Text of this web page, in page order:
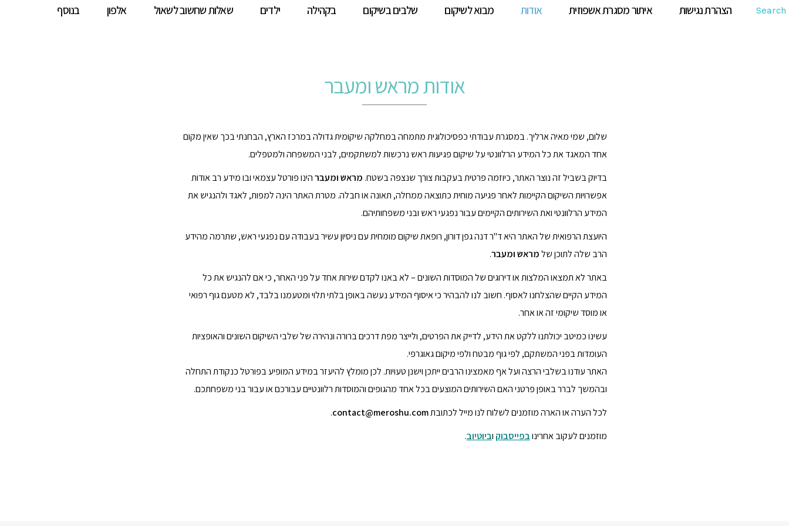
בנוסף אלפון שאלות שחשוב לשאול ילדים בקהילה שלבים בשיקום מבוא לשיקום אודות איתור מסגרת אשפוזית הצהרת נגישות Search
אודות מראש ומעבר
שלום, שמי מאיה ארליך. במסגרת עבודתי כפסיכולוגית מתמחה במחלקה שיקומית גדולה במרכז הארץ, הבחנתי בכך שאין מקום
אחד המאגד את כל המידע הרלוונטי על שיקום פגיעות ראש נרכשות למשתקמים, לבני המשפחה ולמטפלים.
בדיוק בשביל זה נוצר האתר, כיוזמה פרטית בעקבות צורך שנצפה בשטח. מראש ומעברהינו פורטל עצמאי ובו מידע רב אודות
אפשרויות השיקום הקיימות לאחר פגיעה מוחית כתוצאה ממחלה, תאונה או חבלה. מטרת האתר הינה למפות, לאגד ולהנגיש את
המידע הרלוונטי ואת השירותים הקיימים עבור נפגעי ראש ובני משפחותיהם.
היועצת הרפואית של האתר היא ד"ר דנה גפן דורון, רופאת שיקום מומחית עם ניסיון עשיר בעבודה עם נפגעי ראש, שתרמה מהידע
הרב שלה לתוכן שלמראש ומעבר.
באתר לא תמצאו המלצות או דירוגים של המוסדות השונים – לא באנו לקדם שירות אחד על פני האחר, כי אם להנגיש את כל
המידע הקיים שהצלחנו לאסוף. חשוב לנו להבהיר כי איסוף המידע נעשה באופן בלתי תלוי ומטעמנו בלבד, לא מטעם גוף רפואי
או מוסד שיקומי זה או אחר.
עשינו כמיטב יכולתנו ללקט את הידע, לדייק את הפרטים, ולייצר מפת דרכים ברורה ונהירה של שלבי השיקום השונים והאופציות
העומדות בפני המשתקם, לפי גוף מבטח ולפי מיקום גאוגרפי.
האתר עודנו בשלבי הרצה ועל אף מאמצינו הרבים ייתכן וישנן טעויות. לכן מומלץ להיעזר במידע המופיע בפורטל כנקודת התחלה
ובהמשך לברר באופן פרטני האם השירותים המוצעים בכל אחד מהגופים והמוסדות רלוונטיים עבורכם או עבור בני משפחתכם.
לכל הערה או הארה מוזמנים לשלוח לנו מייל לכתובתcontact@meroshu.com
.
מוזמנים לעקוב אחרינובפייסבוק וביוטיוב.